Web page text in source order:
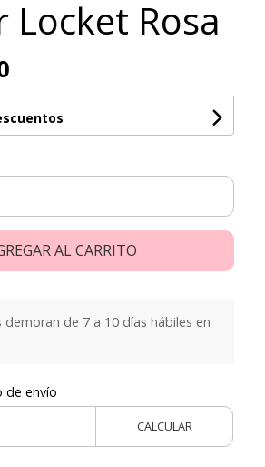
Locket Rosa
AL CARRITO
de 7 a 10 días hábiles en
de envío
CALCULAR